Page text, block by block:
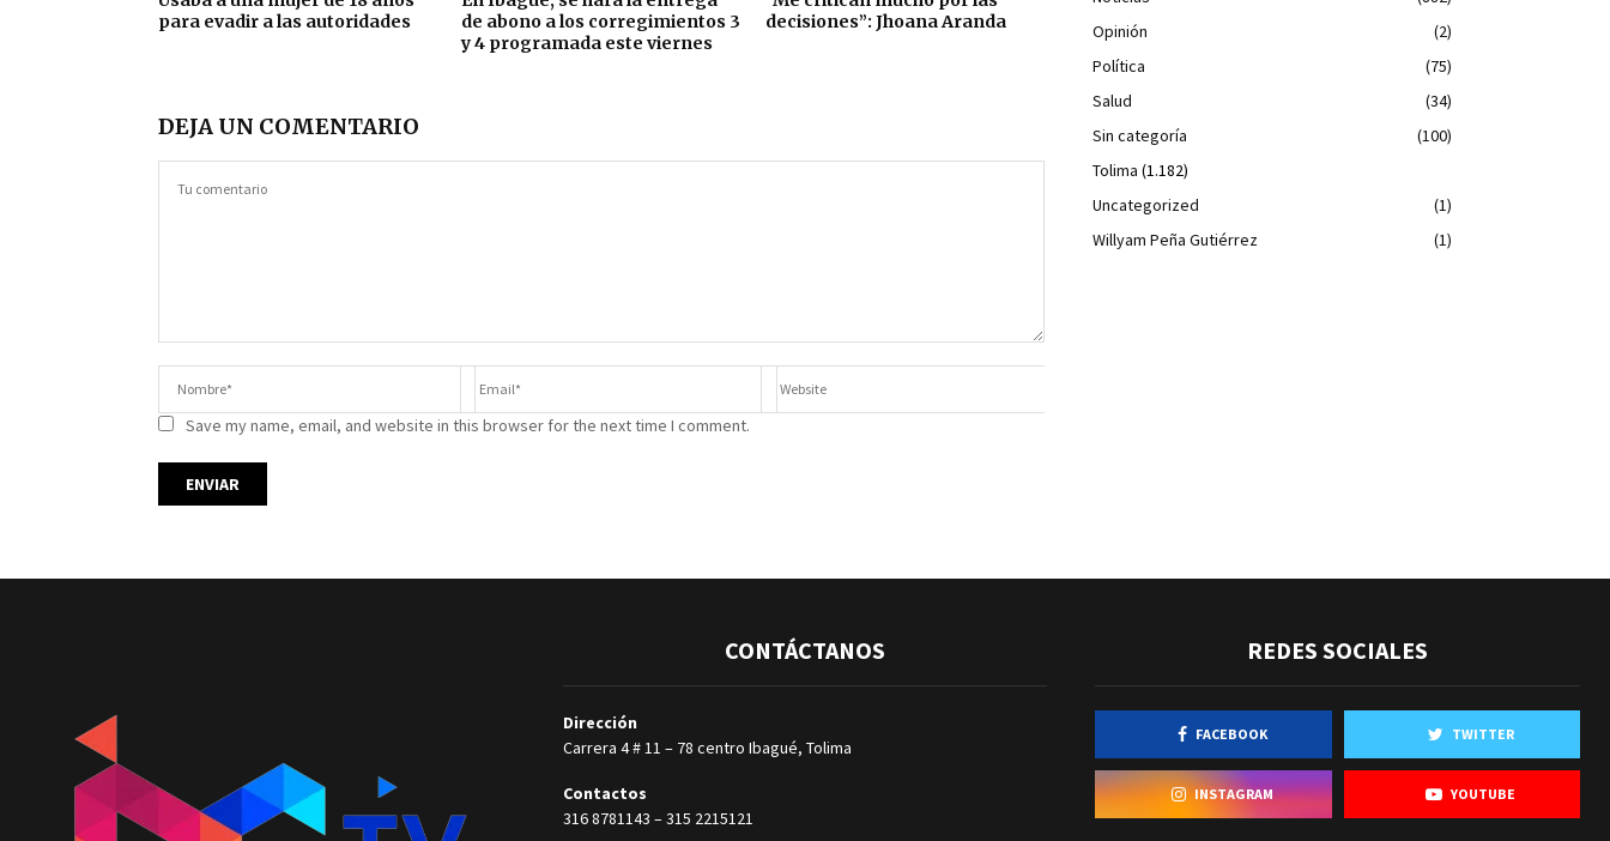
para evadir a las autoridades
de abono a los corregimientos 3
y 4 programada este viernes
decisiones”: Jhoana Aranda
DEJA UN COMENTARIO
Save my name, email, and website in this browser for the next time I comment.
Opinión
(2)
Política
(75)
Salud
(34)
Sin categoría
(100)
Tolima (1.182)
Uncategorized
(1)
Willyam Peña Gutiérrez
(1)
CONTÁCTANOS
Dirección
Carrera 4 # 11 – 78 centro Ibagué, Tolima
Contactos
316 8781143 –315 2215121
REDES SOCIALES
FACEBOOK TWITTER
INSTAGRAM YOUTUBE